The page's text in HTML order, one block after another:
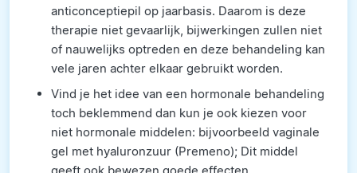
anticonceptiepil op jaarbasis. Daarom is deze
therapie niet gevaarlijk, bijwerkingen zullen niet
of nauwelijks optreden en deze behandeling kan
vele jaren achter elkaar gebruikt worden.
Vind je het idee van een hormonale behandeling
toch beklemmend dan kun je ook kiezen voor
niet hormonale middelen: bijvoorbeeld vaginale
gel met hyaluronzuur (Premeno); Dit middel